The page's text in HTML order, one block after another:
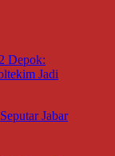
Seputar Jabar